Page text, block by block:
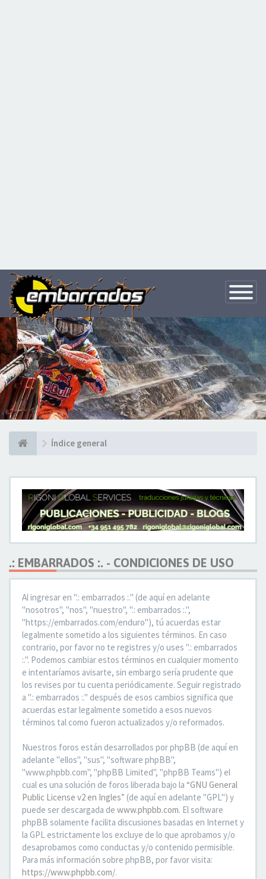
Toggle
Índice general
.: EMBARRADOS :. - CONDICIONES DE USO
Al ingresar en ".: embarrados :." (de aquí en adelante
"nosotros", "nos", "nuestro", ".: embarrados :.",
"https://embarrados.com/enduro"), tú acuerdas estar
legalmente sometido a los siguientes términos. En caso
contrario, por favor no te registres y/o uses ".: embarrados
:.". Podemos cambiar estos términos en cualquier momento
e intentaríamos avisarte, sin embargo sería prudente que
los revises por tu cuenta periódicamente. Seguir registrado
a ".: embarrados :." después de esos cambios significa que
acuerdas estar legalmente sometido a esos nuevos
términos tal como fueron actualizados y/o reformados.
Nuestros foros están desarrollados por phpBB (de aquí en
adelante "ellos", "sus", "software phpBB",
"www.phpbb.com", "phpBB Limited", "phpBB Teams") el
cual es una solución de foros liberada bajo la “GNU General
Public License v2 en Ingles” (de aquí en adelante "GPL") y
puede ser descargada de www.phpbb.com. El software
phpBB solamente facilita discusiones basadas en Internet y
la GPL estrictamente los excluye de lo que aprobamos y/o
desaprobamos como conductas y/o contenido permisible.
Para más información sobre phpBB, por favor visita:
https://www.phpbb.com/.